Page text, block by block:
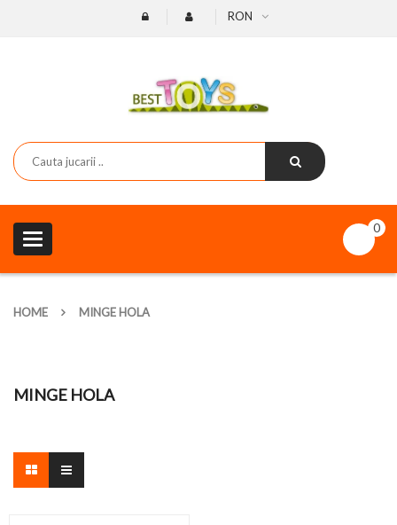
RON
Toggle
navigation
0
HOME MINGE HOLA
MINGE HOLA